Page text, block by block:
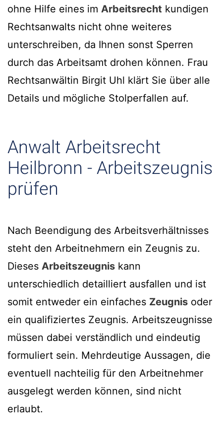
ohne Hilfe eines im Arbeitsrecht kundigen
Rechtsanwalts nicht ohne weiteres
unterschreiben, da Ihnen sonst Sperren
durch das Arbeitsamt drohen können. Frau
Rechtsanwältin Birgit Uhl klärt Sie über alle
Details und mögliche Stolperfallen auf.
Anwalt Arbeitsrecht
Heilbronn - Arbeitszeugnis
prüfen
Nach Beendigung des Arbeitsverhältnisses
steht den Arbeitnehmern ein Zeugnis zu.
Dieses Arbeitszeugnis kann
unterschiedlich detailliert ausfallen und ist
somit entweder ein einfaches Zeugnis oder
ein qualifiziertes Zeugnis. Arbeitszeugnisse
müssen dabei verständlich und eindeutig
formuliert sein. Mehrdeutige Aussagen, die
eventuell nachteilig für den Arbeitnehmer
ausgelegt werden können, sind nicht
erlaubt.